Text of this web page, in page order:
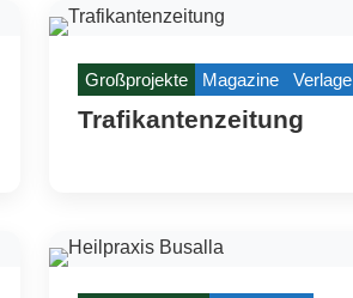
Großprojekte Magazine Verlage
Trafikantenzeitung